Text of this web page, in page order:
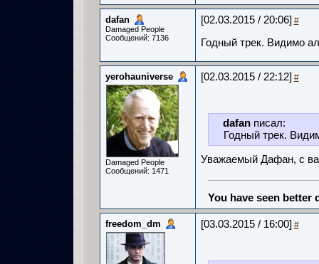
dafan
Damaged People
Сообщений: 7136
[02.03.2015 / 20:06] #
Годный трек. Видимо
yerohauniverse
Damaged People
Сообщений: 1471
[02.03.2015 / 22:12] #
dafanписал:
Годный трек.
Уважаемый Дафан, с
You have seen better
freedom_dm [03.03.2015 / 16:00] #